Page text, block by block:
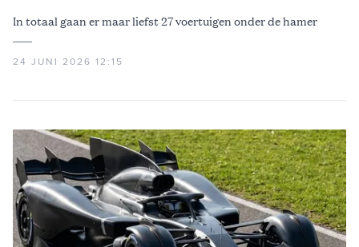
In totaal gaan er maar liefst 27 voertuigen onder de hamer
24 JUNI 2026 12:15